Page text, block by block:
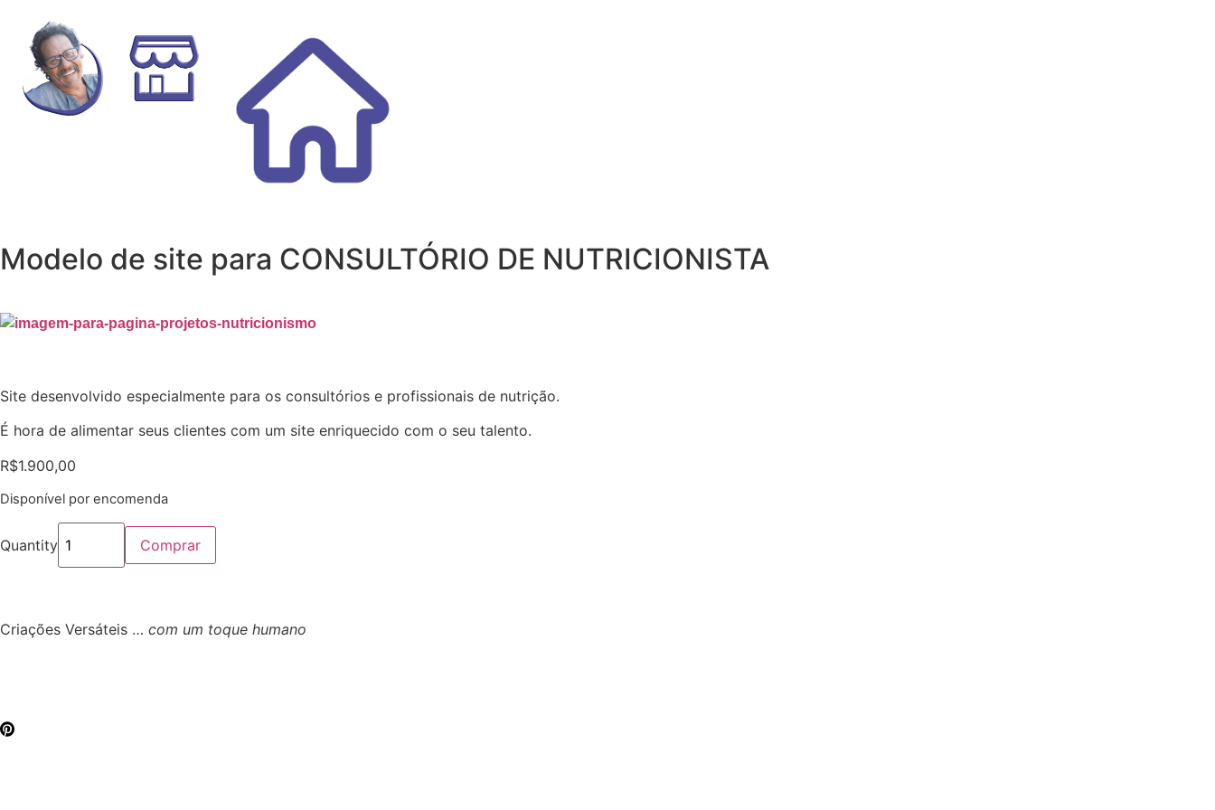
Modelo de site para CONSULTÓRIO DE NUTRICIONISTA
Site desenvolvido especialmente para os consultórios e profissionais de nutrição.
É hora de alimentar seus clientes com um site enriquecido com o seu talento.
R$1.900,00
Disponível por encomenda
Quantity Comprar
Criações Versáteis … com um toque humano